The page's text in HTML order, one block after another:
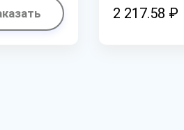
2 217.58 ₽